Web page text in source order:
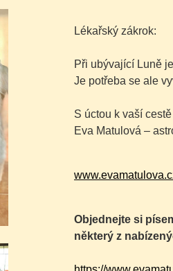
Lékařský zákrok:
Při ubývající Luně
Je potřeba se ale
S úctou k vaší cestě
Eva Matulová –
Objednejte si
některý z